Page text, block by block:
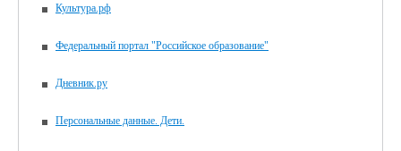
Культура.рф
Федеральный портал "Российское образование"
Дневник.ру
Персональные данные. Дети.